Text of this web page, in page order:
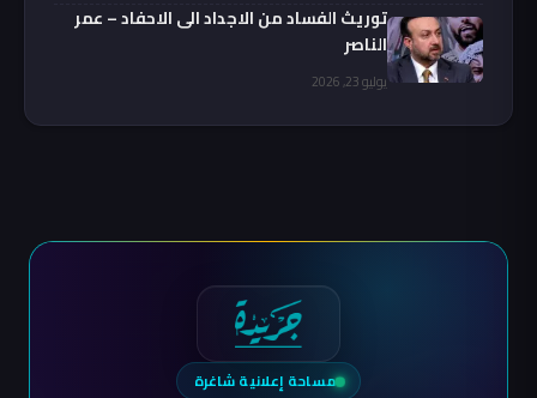
توريث الفساد من الاجداد الى الاحفاد – عمر
الناصر
يوليو 23, 2026
مساحة إعلانية شاغرة